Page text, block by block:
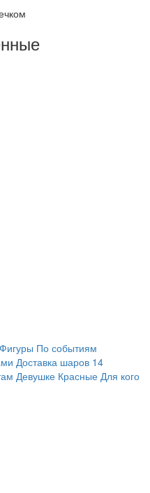
Фигуры По событиям
Доставка шаров 14
Девушке Красные Для кого